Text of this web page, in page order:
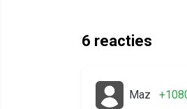
6 reacties
Maz